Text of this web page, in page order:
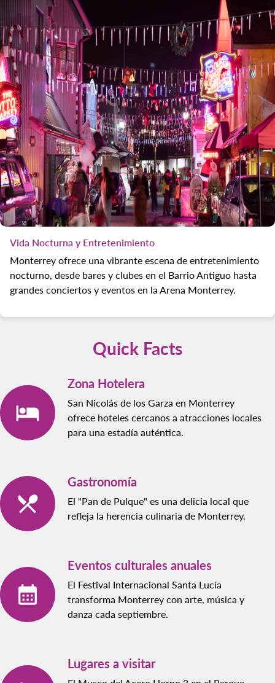
Vida Nocturna y Entretenimiento
Monterrey ofrece una vibrante escena de entretenimiento
nocturno, desde bares y clubes en el Barrio Antiguo hasta
grandes conciertos y eventos en la Arena Monterrey.
Quick Facts
Zona Hotelera
San Nicolás de los Garza en Monterrey
ofrece hoteles cercanos a atracciones locales
para una estadía auténtica.
Gastronomía
El "Pan de Pulque" es una delicia local que
refleja la herencia culinaria de Monterrey.
Eventos culturales anuales
El Festival Internacional Santa Lucía
transforma Monterrey con arte, música y
danza cada septiembre.
Lugares a visitar